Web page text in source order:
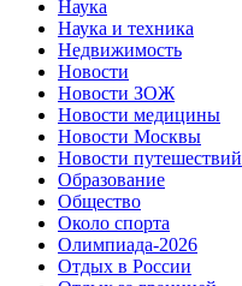
Наука
Наука и техника
Недвижимость
Новости
Новости ЗОЖ
Новости медицины
Новости Москвы
Новости путешествий
Образование
Общество
Около спорта
Олимпиада-2026
Отдых в России